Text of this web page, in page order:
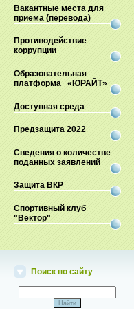
Вакантные места для
приема (перевода)
Противодействие
коррупции
Образовательная
платформа «ЮРАЙТ»
Доступная среда
Предзащита 2022
Сведения о количестве
поданных заявлений
Защита ВКР
Спортивный клуб
"Вектор"
Поиск по сайту